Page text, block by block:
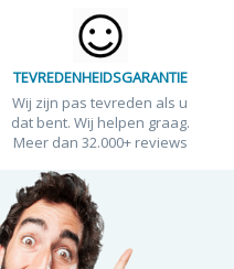
TEVREDENHEIDSGARANTIE
Wij zijn pas tevreden als u
dat bent. Wij helpen graag.
Meer dan 32.000+ reviews